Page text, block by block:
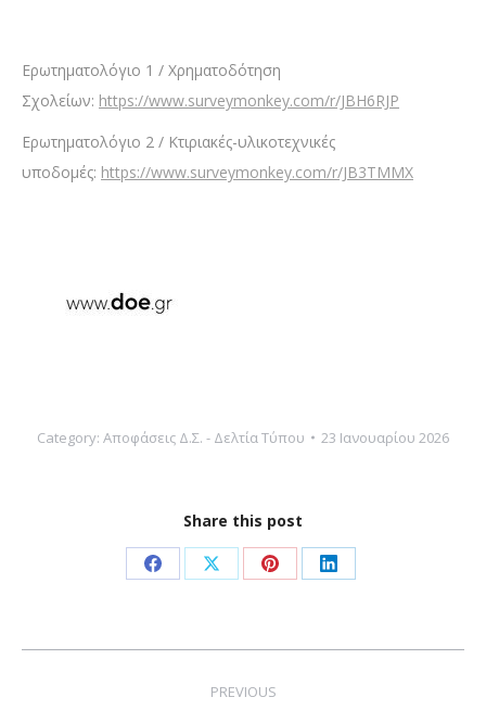
Ερωτηματολόγιο 1 / Χρηματοδότηση
Σχολείων: https://www.surveymonkey.com/r/JBH6RJP
Ερωτηματολόγιο 2 / Κτιριακές-υλικοτεχνικές
υποδομές: https://www.surveymonkey.com/r/JB3TMMX
Category: Αποφάσεις Δ.Σ. - Δελτία Τύπου 23 Ιανουαρίου 2026
Share this post
Share
Facebook
Share
X
Share
Pinterest
Share
LinkedIn
PREVIOUS